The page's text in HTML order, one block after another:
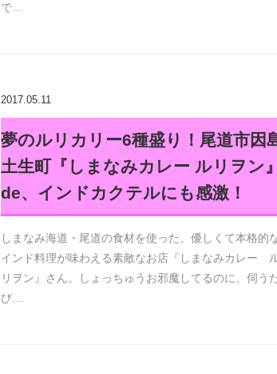
で…
2017.05.11
夢のルリカリー6種盛り！尾道市因
土生町『しまなみカレー ルリヲン』
de、インドカクテルにも感激！
しまなみ海道・尾道の食材を使った、優しくて本格的
インド料理が味わえる素敵なお店『しまなみカレー
リヲン』さん。しょっちゅうお邪魔してるのに、伺う
び…